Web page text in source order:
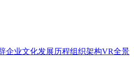
企业文化发展历程组织架构VR全景